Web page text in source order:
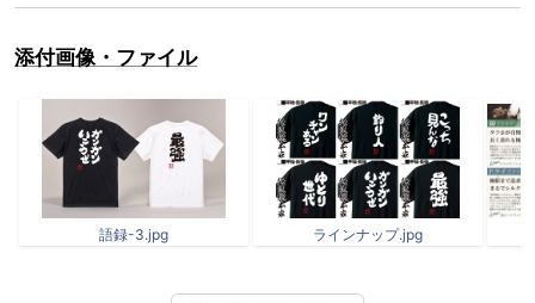
添付画像・ファイル
語録-3.jpg ラインナップ.jpg